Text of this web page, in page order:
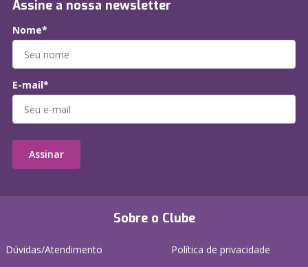
Sobre o Clube
Dúvidas/Atendimento
Política de privacidade
Assine a nossa newsletter
Nome*
E-mail*
Assinar